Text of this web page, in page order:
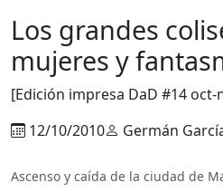
Los grandes
mujeres y
[Edición impresa DaD #14 oct-
12/10/2010
Germán
Ascenso y caída de la ciudad de